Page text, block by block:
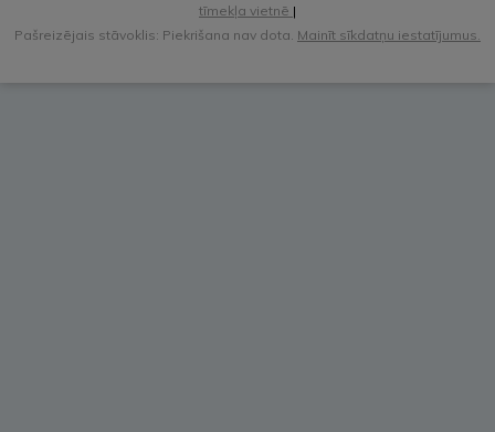
tīmekļa vietnē |
Pašreizējais stāvoklis: Piekrišana nav dota. Mainīt sīkdatņu iestatījumus.